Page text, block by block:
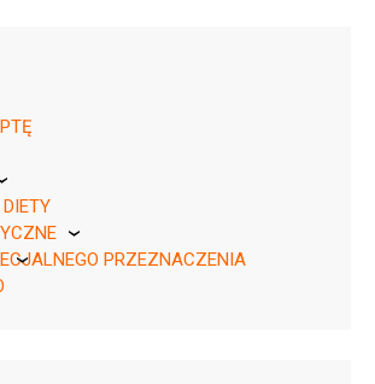
¦ Rp ¦ 149531
PRZEZNACZENIA